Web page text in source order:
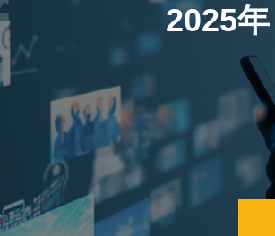
弁護士による解決
の
第37回法人破産コラム 会社破
産後に経営者の個人資産はど
うなるか
2025